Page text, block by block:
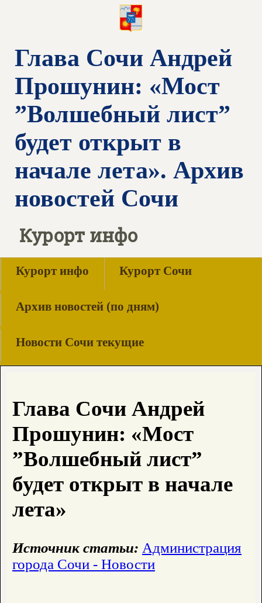
Глава Сочи Андрей
Прошунин: «Мост
”Волшебный лист”
будет открыт в
начале лета». Архив
новостей Сочи
Курорт инфо
Курорт инфо Курорт Сочи
Архив новостей (по дням)
Новости Сочи текущие
Глава Сочи Андрей
Прошунин: «Мост
”Волшебный лист”
будет открыт в начале
лета»
Источник статьи: Администрация
города Сочи - Новости